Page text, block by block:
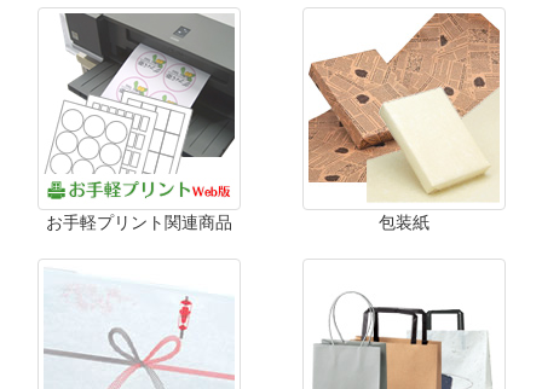
お手軽プリント関連商品 包装紙